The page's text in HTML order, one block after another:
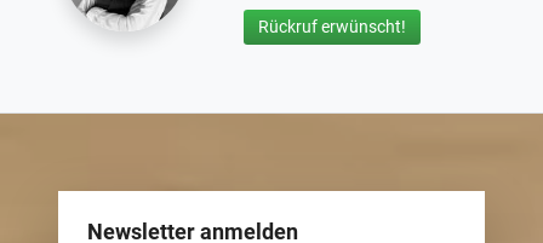
Rückruf erwünscht!
Newsletter anmelden